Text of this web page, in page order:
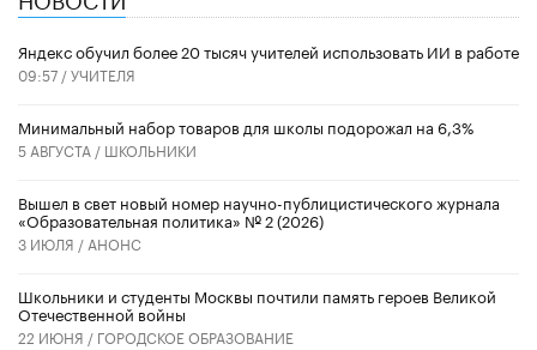
​Яндекс обучил более 20 тысяч учителей использовать ИИ в работе
09:57 /УЧИТЕЛЯ
Минимальный набор товаров для школы подорожал на 6,3%
5 АВГУСТА / ШКОЛЬНИКИ
Вышел в свет новый номер научно-публицистического журнала
«Образовательная политика» № 2 (2026)
3 ИЮЛЯ / АНОНС
Школьники и студенты Москвы почтили память героев Великой
Отечественной войны
22 ИЮНЯ / ГОРОДСКОЕ ОБРАЗОВАНИЕ